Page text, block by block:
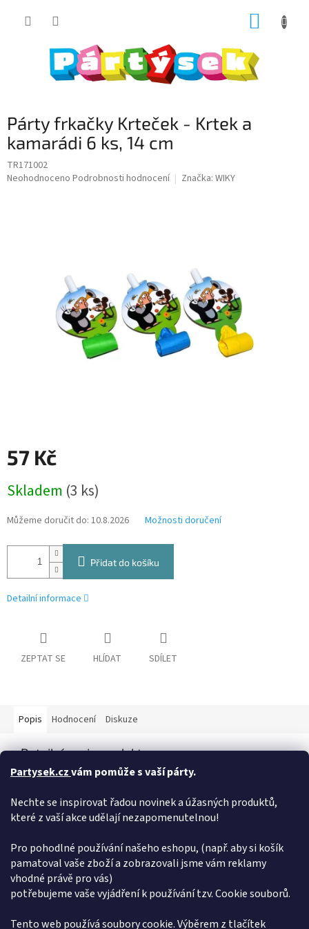
Partysek.czvám pomůže s vaší párty.
Nechte se inspirovat řadou novinek a úžasných produktů,
které z vaší akce udělají nezapomenutelnou!
Pro pohodlné používání našeho eshopu, (např. aby si košík
pamatoval vaše zboží a zobrazovali jsme vám reklamy
vhodné právě pro vás)
potřebujeme vaše vyjádření k používání tzv. Cookie souborů.
Tento web používá soubory cookie. Výběrem z tlačítek
Párty frkačky Krteček - Krtek a
kamarádi 6 ks, 14 cm
TR171002
Průměrné
Neohodnoceno Podrobnosti hodnocení Značka: WIKY
57 Kč
cena:
Skladem (3 ks)
Můžeme doručit do: 10.8.2026 Možnosti doručení
Přidat do košíku
Detailní informace
ZEPTAT SE HLÍDAT SDÍLET
Popis Hodnocení Diskuze
Detailní popis produktu
Párty nádobí a dekorace s motivem Krtečka a jeho kamarádů
udělá na každé párty velkou parádu. Potěší děti ale i dospělé. V
balení najdete vždy 6 ks frkačky ve třech barvách. Žluté, zelené
papír
Doplňkové parametry
Kategorie: Krteček